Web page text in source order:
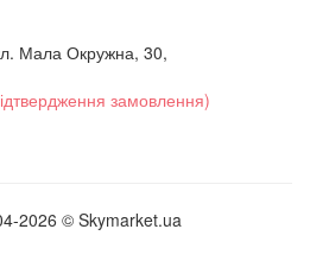
Мала Окружна, 30,
замовлення)
2026 © Skymarket.ua